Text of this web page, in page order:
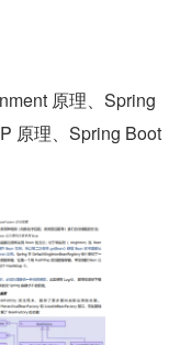
原理、Spring
原理、Spring Boot